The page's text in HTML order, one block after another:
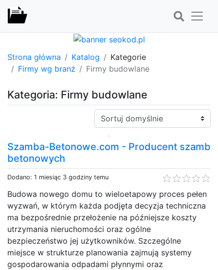
Strona główna Katalog
Kategorie
Firmy wg branż
Firmy budowlane
Kategoria: Firmy budowlane
Sortuj:
Szamba-Betonowe.com - Producent szamb
betonowych
Dodano: 1 miesiąc 3 godziny temu
Budowa nowego domu to wieloetapowy proces pełen
wyzwań, w którym każda podjęta decyzja techniczna
ma bezpośrednie przełożenie na późniejsze koszty
utrzymania nieruchomości oraz ogólne
bezpieczeństwo jej użytkowników. Szczególne
miejsce w strukturze planowania zajmują systemy
gospodarowania odpadami płynnymi oraz